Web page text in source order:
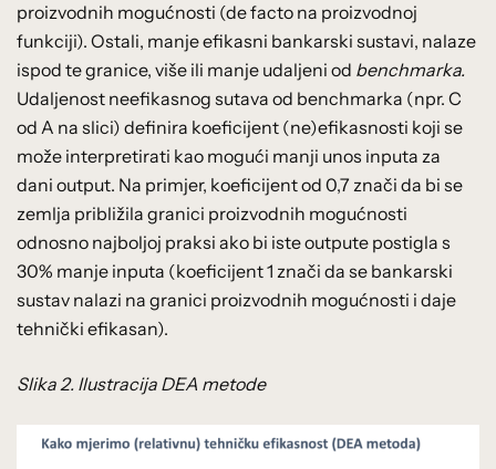
proizvodnih mogućnosti (de facto na proizvodnoj
funkciji). Ostali, manje efikasni bankarski sustavi, nalaze
ispod te granice, više ili manje udaljeni od benchmarka.
Udaljenost neefikasnog sutava od benchmarka (npr. C
od A na slici) definira koeficijent (ne)efikasnosti koji se
može interpretirati kao mogući manji unos inputa za
dani output. Na primjer, koeficijent od 0,7 znači da bi se
zemlja približila granici proizvodnih mogućnosti
odnosno najboljoj praksi ako bi iste outpute postigla s
30% manje inputa (koeficijent 1 znači da se bankarski
sustav nalazi na granici proizvodnih mogućnosti i daje
tehnički efikasan).
Slika 2. Ilustracija DEA metode